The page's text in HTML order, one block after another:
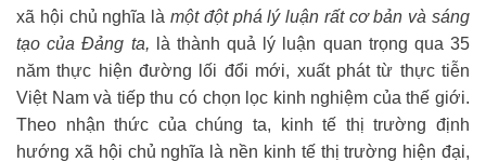
xã hội chủ nghĩa là một đột phá lý luận rất cơ bản và sáng
tạo của Đảng ta, là thành quả lý luận quan trọng qua 35
năm thực hiện đường lối đổi mới, xuất phát từ thực tiễn
Việt Nam và tiếp thu có chọn lọc kinh nghiệm của thế giới.
Theo nhận thức của chúng ta, kinh tế thị trường định
hướng xã hội chủ nghĩa là nền kinh tế thị trường hiện đại,